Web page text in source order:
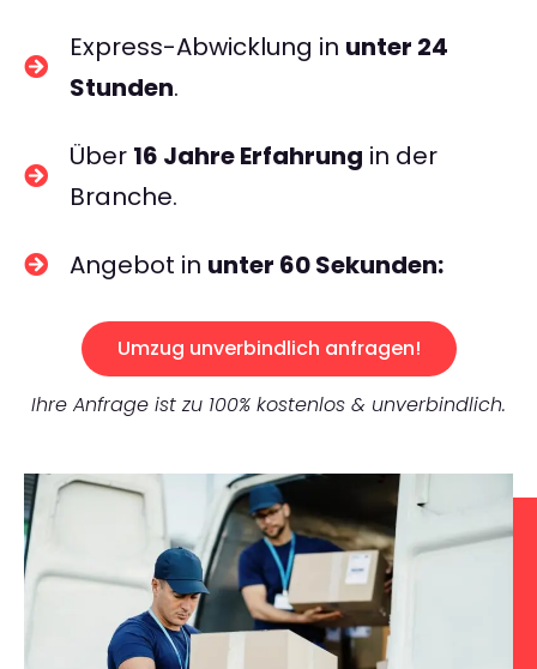
Express-Abwicklung in unter 24
Stunden.
Über 16 Jahre Erfahrung in der
Branche.
Angebot in unter 60 Sekunden:
Umzug unverbindlich anfragen!
Ihre Anfrage ist zu 100% kostenlos & unverbindlich.